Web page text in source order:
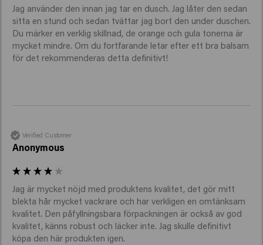
Jag använder den innan jag tar en dusch. Jag låter den sedan
sitta en stund och sedan tvättar jag bort den under duschen.
Du märker en verklig skillnad, de orange och gula tonerna är
mycket mindre. Om du fortfarande letar efter ett bra balsam
för det rekommenderas detta definitivt!
Verified Customer
Anonymous
Jag är mycket nöjd med produktens kvalitet, det gör mitt
blekta hår mycket vackrare och har verkligen en omtänksam
kvalitet. Den påfyllningsbara förpackningen är också av god
kvalitet, känns robust och läcker inte. Jag skulle definitivt
köpa den här produkten igen.